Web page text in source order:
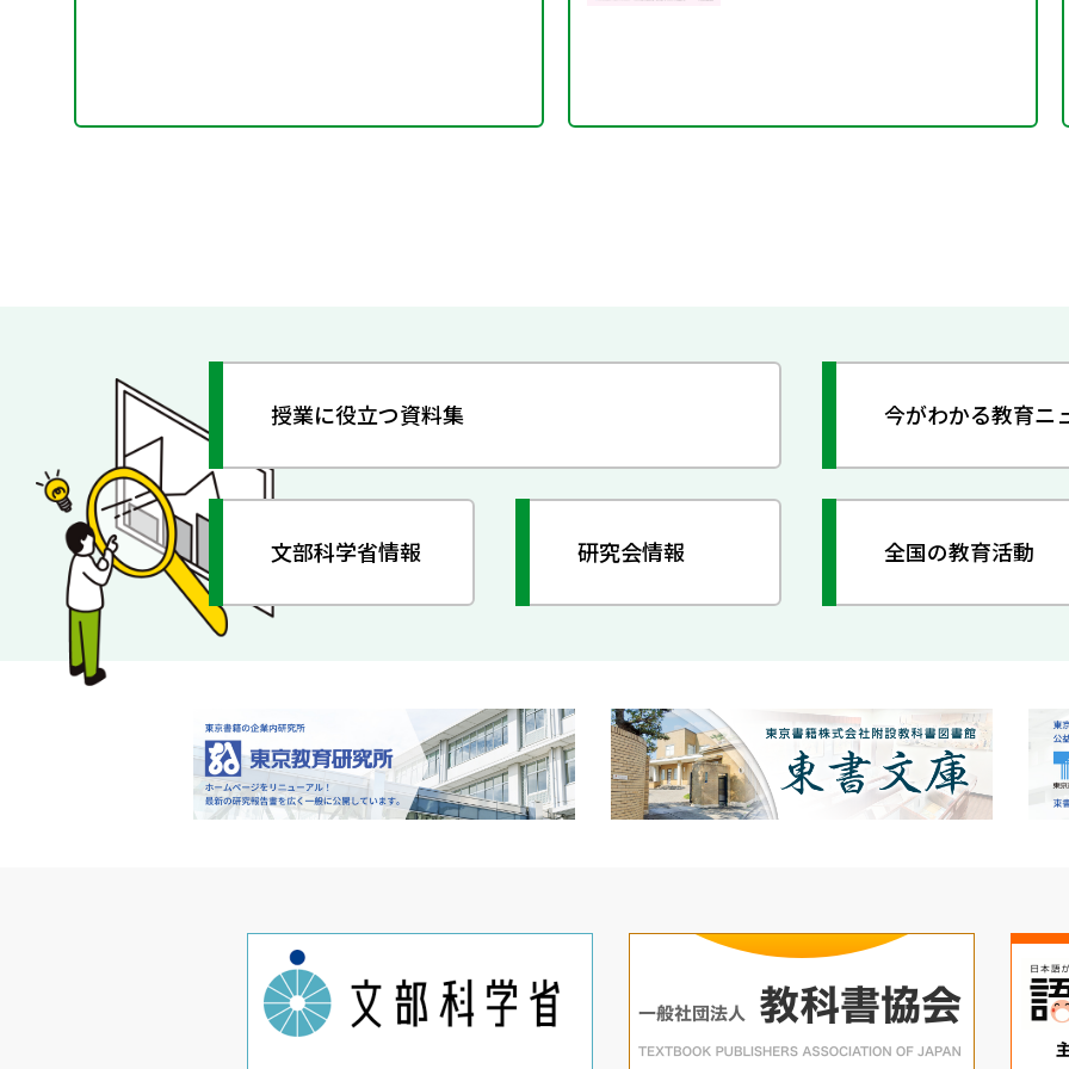
授業に役立つ資料集 今がわかる教育ニ
文部科学省情報 研究会情報 全国の教育活動